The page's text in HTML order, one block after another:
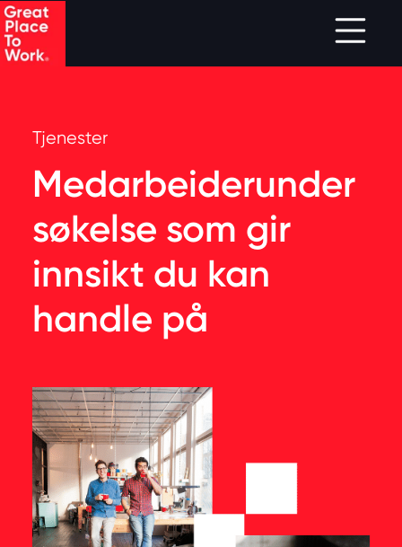
Skip to main content
Tjenester
Medarbeiderunder
søkelse som gir
innsikt du kan
handle på